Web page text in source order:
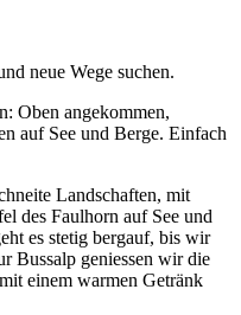
neue Wege suchen.
Oben angekommen,
auf See und Berge. Einfach
Landschaften, mit
des Faulhorn auf See und
es stetig bergauf, bis wir
Bussalp geniessen wir die
einem warmen Getränk